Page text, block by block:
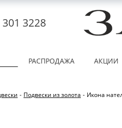
3228
РАСПРОДАЖА АКЦИИ
- Подвески из золота - Икона